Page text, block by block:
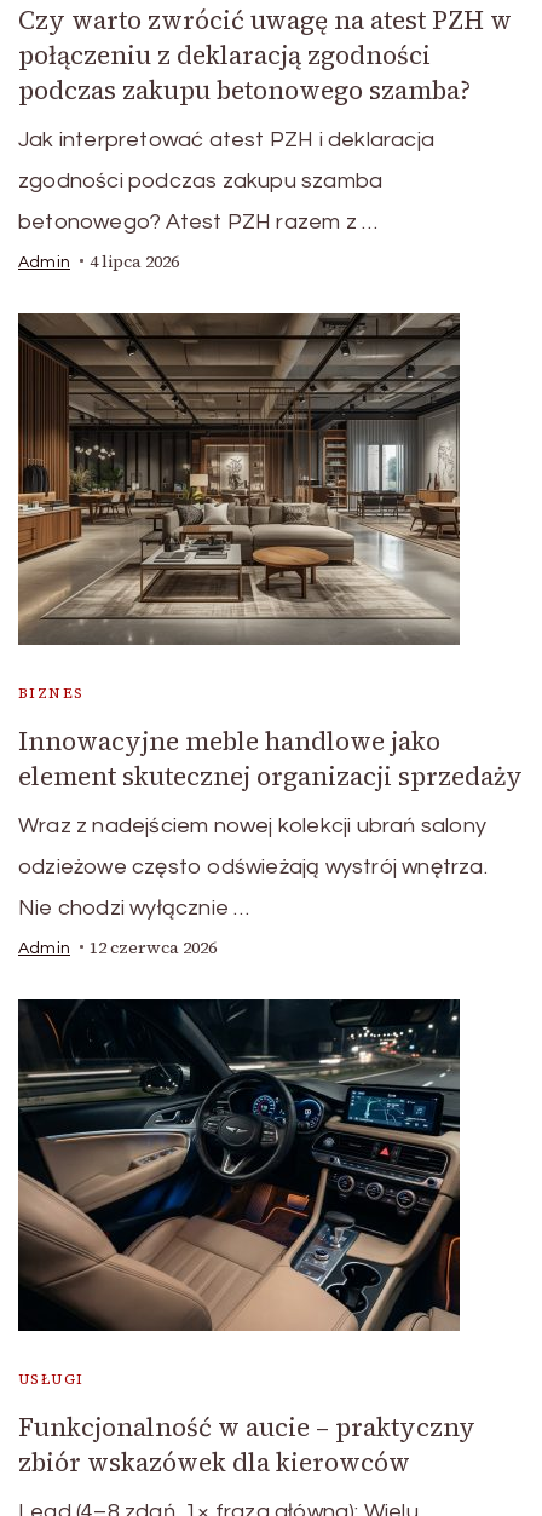
Czy warto zwrócić uwagę na atest PZH w
połączeniu z deklaracją zgodności
podczas zakupu betonowego szamba?
Jak interpretować atest PZH i deklaracja
zgodności podczas zakupu szamba
betonowego? Atest PZH razem z …
Admin 4 lipca 2026
BIZNES
Innowacyjne meble handlowe jako
element skutecznej organizacji sprzedaży
Wraz z nadejściem nowej kolekcji ubrań salony
odzieżowe często odświeżają wystrój wnętrza.
Nie chodzi wyłącznie …
Admin 12 czerwca 2026
USŁUGI
Funkcjonalność w aucie – praktyczny
zbiór wskazówek dla kierowców